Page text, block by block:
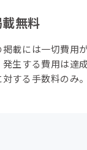
無料
掲載には一切費用
生する費用は達
対する手数料のみ